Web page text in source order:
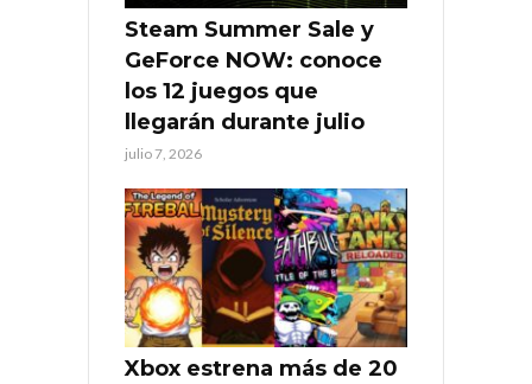
Steam Summer Sale y
GeForce NOW: conoce
los 12 juegos que
llegarán durante julio
julio 7, 2026
Xbox estrena más de 20